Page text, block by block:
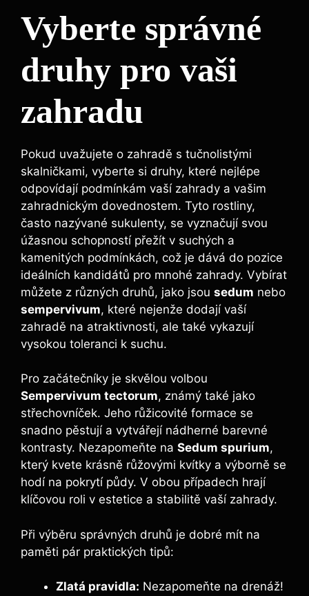
Vyberte správné
druhy pro vaši
zahradu
Pokud uvažujete o zahradě s tučnolistými
skalničkami, vyberte si druhy, které nejlépe
odpovídají podmínkám vaší zahrady a vašim
zahradnickým dovednostem. Tyto rostliny,
často nazývané sukulenty, se vyznačují svou
úžasnou schopností přežít v suchých a
kamenitých podmínkách, což je dává do pozice
ideálních kandidátů pro mnohé zahrady. Vybírat
můžete z různých druhů, jako jsou sedum nebo
sempervivum, které nejenže dodají vaší
zahradě na atraktivnosti, ale také vykazují
vysokou toleranci k suchu.
Pro začátečníky je skvělou volbou
Sempervivum tectorum, známý také jako
střechovníček. Jeho růžicovité formace se
snadno pěstují a vytvářejí nádherné barevné
kontrasty. Nezapomeňte na Sedum spurium,
který kvete krásně růžovými kvítky a výborně se
hodí na pokrytí půdy. V obou případech hrají
klíčovou roli v estetice a stabilitě vaší zahrady.
Při výběru správných druhů je dobré mít na
paměti pár praktických tipů:
Zlatá pravidla: Nezapomeňte na drenáž!